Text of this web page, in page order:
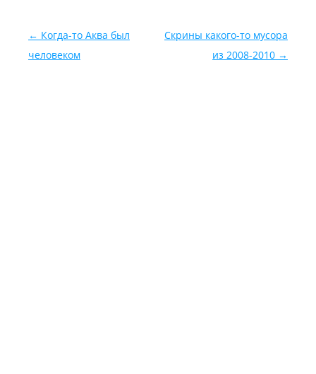
Навигация по записям
← Когда-то Аква был
человеком
Скрины какого-то мусора
из 2008-2010 →